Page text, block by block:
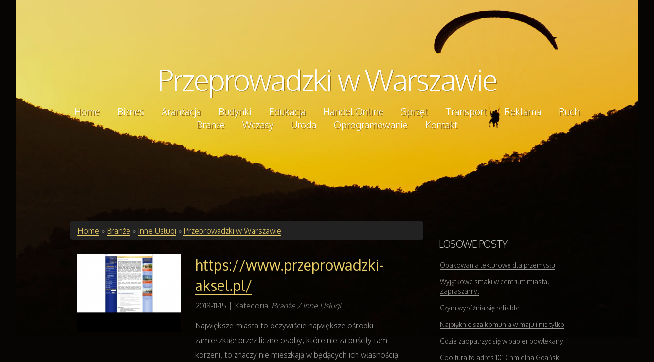
Przeprowadzki w Warszawie
Home Biznes Aranżacja Budynki Edukacja Handel Online Sprzęt Transport Reklama
Ruch
Branże
Wczasy Uroda Oprogramowanie Kontakt
Home » Branże » Inne Usługi » Przeprowadzki w Warszawie
https://www.przeprowadzki-
aksel.pl/
2018-11-15 Kategoria: Branże / Inne Usługi
Największe miasta to oczywiście największe ośrodki
zamieszkałe przez liczne osoby, które nie za puściły tam
korzeni, to znaczy nie mieszkają w będących ich własnością
LOSOWE POSTY
Opakowania tekturowe dla przemysłu
Wyjątkowe smaki w centrum miasta!
Zapraszamy!
Czym wyróżnia się reliable
Najpiękniejsza komunia w maju i nie tylko
Gdzie zaopatrzyć się w papier powlekany
Cooltura to adres 101 Chmielna Gdańsk